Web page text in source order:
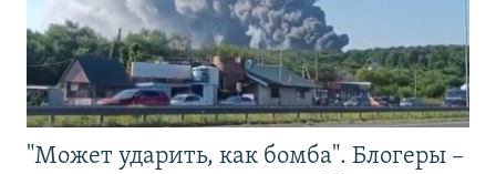
"Может ударить, как бомба". Блогеры –